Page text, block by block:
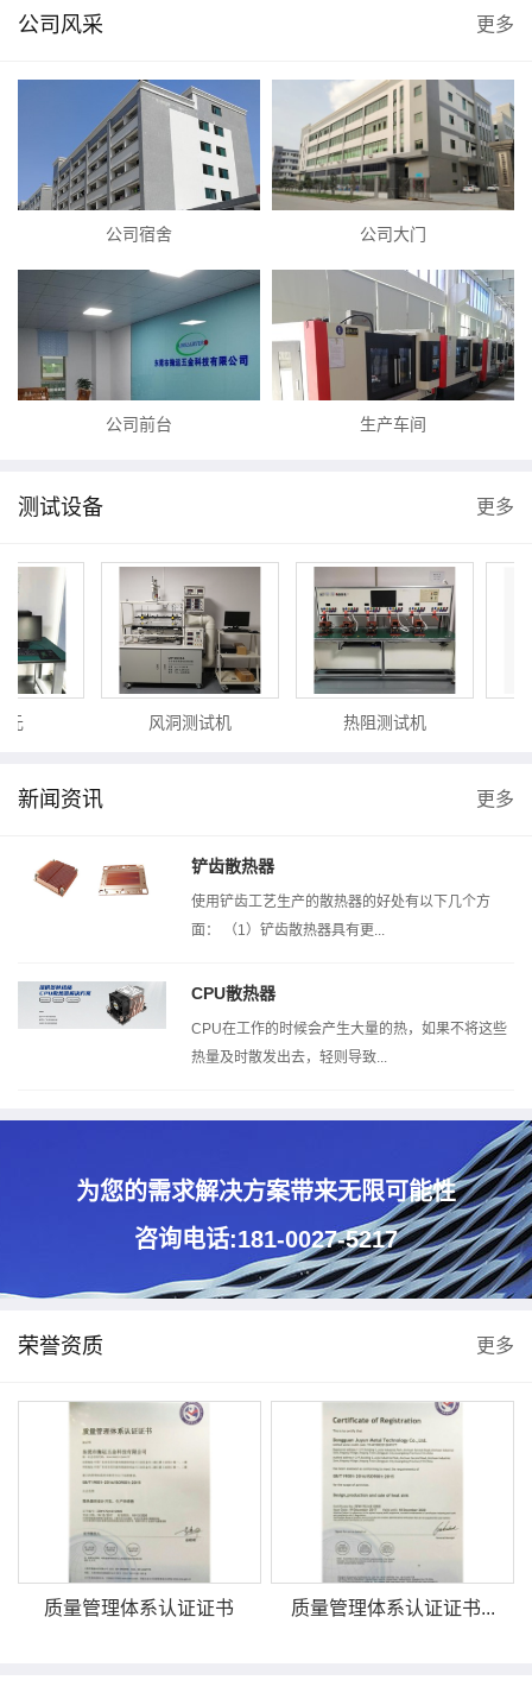
公司风采 更多
公司宿舍 公司大门
公司前台 生产车间
测试设备 更多
风洞测试机 热阻测试机
新闻资讯 更多
铲齿散热器
使用铲齿工艺生产的散热器的好处有以下几个方
面： （1）铲齿散热器具有更...
CPU散热器
CPU在工作的时候会产生大量的热，如果不将这些
热量及时散发出去，轻则导致...
为您的需求解决方案带来无限可能性
咨询电话:181-0027-5217
荣誉资质 更多
质量管理体系认证证书 质量管理体系认证证书...